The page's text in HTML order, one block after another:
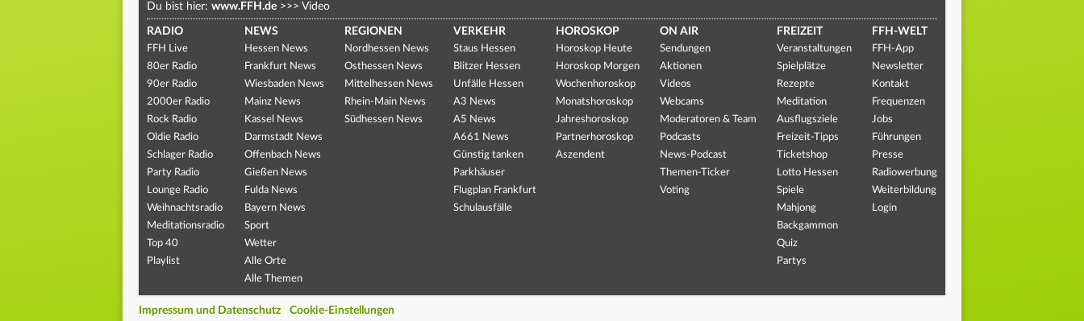
Du bist hier: www.FFH.de >>> Video
RADIO
FFH Live
80er Radio
90er Radio
2000er Radio
Rock Radio
Oldie Radio
Schlager Radio
Party Radio
Lounge Radio
Weihnachtsradio
Meditationsradio
Top 40
Playlist
NEWS
Hessen News
Frankfurt News
Wiesbaden News
Mainz News
Kassel News
Darmstadt News
Offenbach News
Gießen News
Fulda News
Bayern News
Sport
Wetter
Alle Orte
Alle Themen
REGIONEN
Nordhessen News
Osthessen News
Mittelhessen News
Rhein-Main News
Südhessen News
VERKEHR
Staus Hessen
Blitzer Hessen
Unfälle Hessen
A3 News
A5 News
A661 News
Günstig tanken
Parkhäuser
Flugplan Frankfurt
Schulausfälle
HOROSKOP
Horoskop Heute
Horoskop Morgen
Wochenhoroskop
Monatshoroskop
Jahreshoroskop
Partnerhoroskop
Aszendent
ON AIR
Sendungen
Aktionen
Videos
Webcams
Moderatoren & Team
Podcasts
News-Podcast
Themen-Ticker
Voting
FREIZEIT
Veranstaltungen
Spielplätze
Rezepte
Meditation
Ausflugsziele
Freizeit-Tipps
Ticketshop
Lotto Hessen
Spiele
Mahjong
Backgammon
Quiz
Partys
FFH-WELT
FFH-App
Newsletter
Kontakt
Frequenzen
Jobs
Führungen
Presse
Radiowerbung
Weiterbildung
Login
Impressum und Datenschutz Cookie-Einstellungen